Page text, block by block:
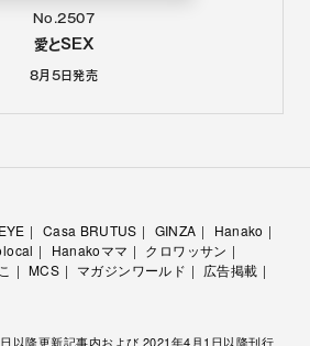
No.2507
愛とSEX
8月5日発売
Casa BRUTUS GINZA
Hanako
Hanakoママ
クロワッサン
MCS マガジンワールド
広告掲載
以降更新記事内および 2021年4月1日以降刊行